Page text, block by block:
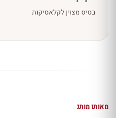
בסיס מצוין לקלאסיקות
מאותו מותג